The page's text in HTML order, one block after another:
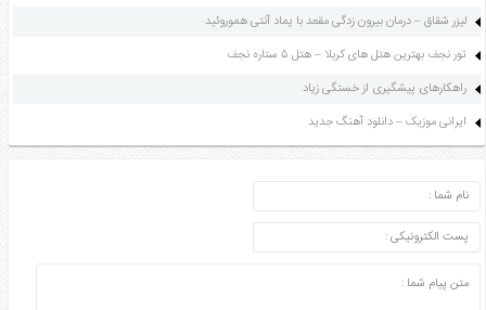
لیزر شقاق – درمان بیرون زدگی مقعد با پماد آنتی هموروئید
تور نجف بهترین هتل های کربلا – هتل ۵ ستاره نجف
راهکارهای پیشگیری از خستگی زیاد
ایرانی موزیک – دانلود آهنگ جدید
ارسال دیدگاه